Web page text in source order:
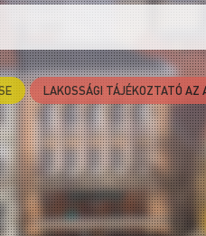
LAKOSSÁGI TÁJÉKOZTATÓ AZ